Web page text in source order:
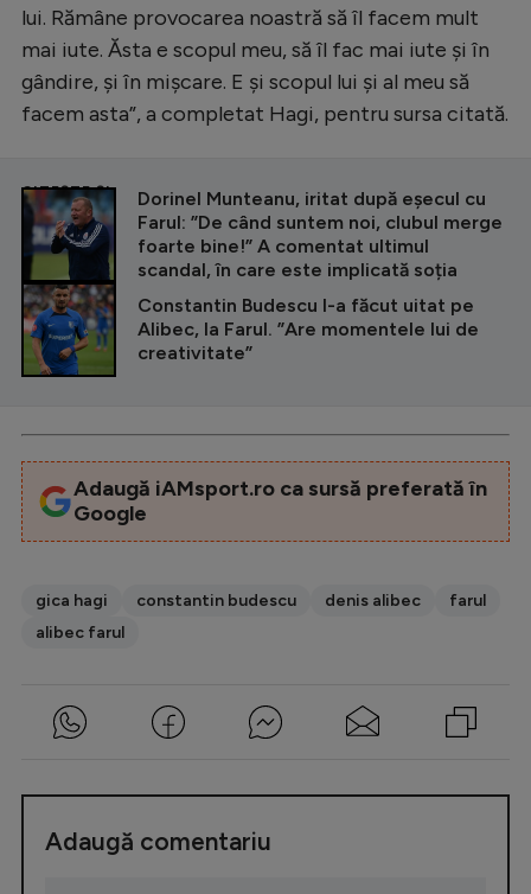
lui. Rămâne provocarea noastră să îl facem mult
mai iute. Ăsta e scopul meu, să îl fac mai iute și în
gândire, și în mișcare. E și scopul lui și al meu să
facem asta”, a completat Hagi, pentru sursa citată.
CITEȘTE ȘI
Dorinel Munteanu, iritat după eșecul cu
Farul: ”De când suntem noi, clubul merge
foarte bine!” A comentat ultimul
scandal, în care este implicată soția
Constantin Budescu l-a făcut uitat pe
Alibec, la Farul. ”Are momentele lui de
creativitate”
Adaugă iAMsport.ro ca sursă preferată în
Google
gica hagi constantin budescu denis alibec
farul
alibec farul
Adaugă comentariu